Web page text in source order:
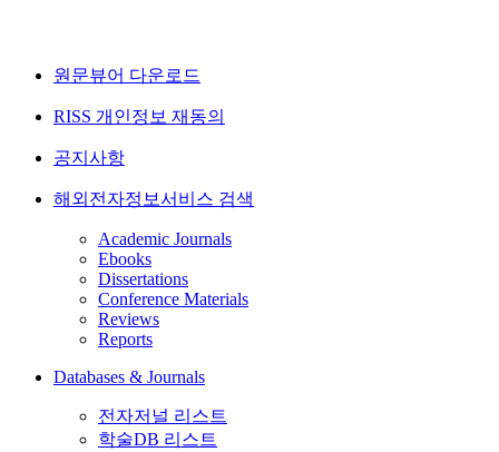
원문뷰어 다운로드
RISS 개인정보 재동의
공지사항
해외전자정보서비스 검색
Academic Journals
Ebooks
Dissertations
Conference Materials
Reviews
Reports
Databases & Journals
전자저널 리스트
학술DB 리스트